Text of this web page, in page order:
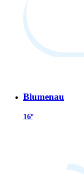
Blumenau
16º